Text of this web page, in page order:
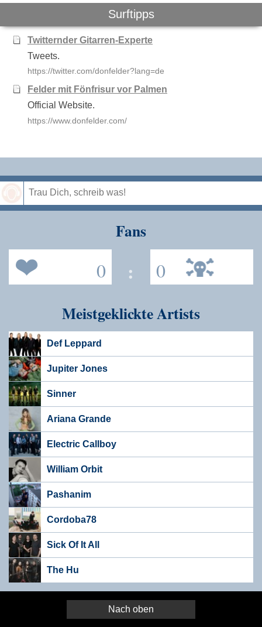
Surftipps
Twitternder Gitarren-Experte
Tweets.
https://twitter.com/donfelder?lang=de
Felder mit Fönfrisur vor Palmen
Official Website.
https://www.donfelder.com/
Fans
0 : 0
Meistgeklickte Artists
Def Leppard
Jupiter Jones
Sinner
Ariana Grande
Electric Callboy
William Orbit
Pashanim
Cordoba78
Sick Of It All
The Hu
Nach oben